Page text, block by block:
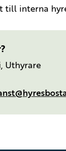
till interna
Uthyrare